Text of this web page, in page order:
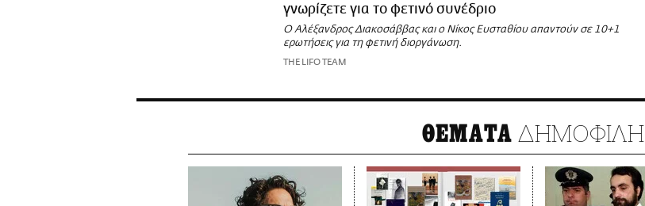
γνωρίζετε για το φετινό συνέδριο
Ο Αλέξανδρος Διακοσάββας και ο Νίκος Ευσταθίου απαντούν σε 10+1
ερωτήσεις για τη φετινή διοργάνωση.
THE LIFO TEAM
ΘΕΜΑΤΑ ΔΗΜΟΦΙΛΗ